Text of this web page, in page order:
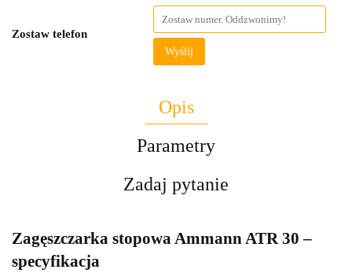
Zostaw telefon
Wyślij
Opis
Parametry
Zadaj pytanie
Zagęszczarka stopowa Ammann ATR 30 –
specyfikacja